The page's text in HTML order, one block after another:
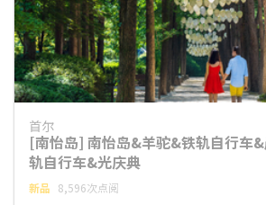
首尔
[南怡岛] 南怡岛&羊驼&铁轨自行车
轨自行车&光庆典
新品 8,596次点阅